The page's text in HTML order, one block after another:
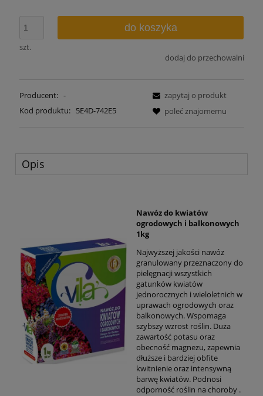
szt.
do koszyka
dodaj do przechowalni
Producent: -
Kod produktu: 5E4D-742E5
zapytaj o produkt
poleć znajomemu
Opis
Nawóz do kwiatów
ogrodowych i balkonowych
1kg
Najwyższej jakości nawóz
granulowany przeznaczony do
pielęgnacji wszystkich
gatunków kwiatów
jednorocznych i wieloletnich w
uprawach ogrodowych oraz
balkonowych. Wspomaga
szybszy wzrost roślin. Duża
zawartość potasu oraz
obecność magnezu, zapewnia
dłuższe i bardziej obfite
kwitnienie oraz intensywną
barwę kwiatów. Podnosi
odporność roślin na choroby .